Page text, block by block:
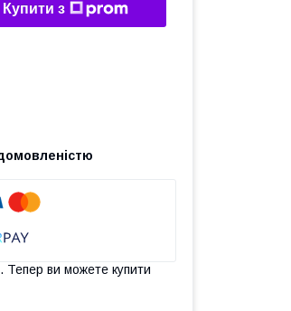
Купити з
Тепер ви можете купити